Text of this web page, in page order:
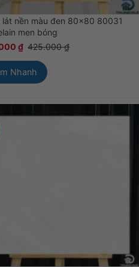
lát nền màu đen 80×80 80031
men bóng
₫ 425.000₫
Nhanh